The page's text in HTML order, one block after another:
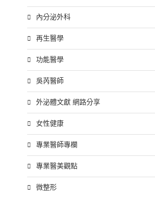
內分泌外科
再生醫學
功能醫學
吳芮醫師
外泌體文獻 網路分享
女性健康
專業醫師專欄
專業醫美觀點
微整形